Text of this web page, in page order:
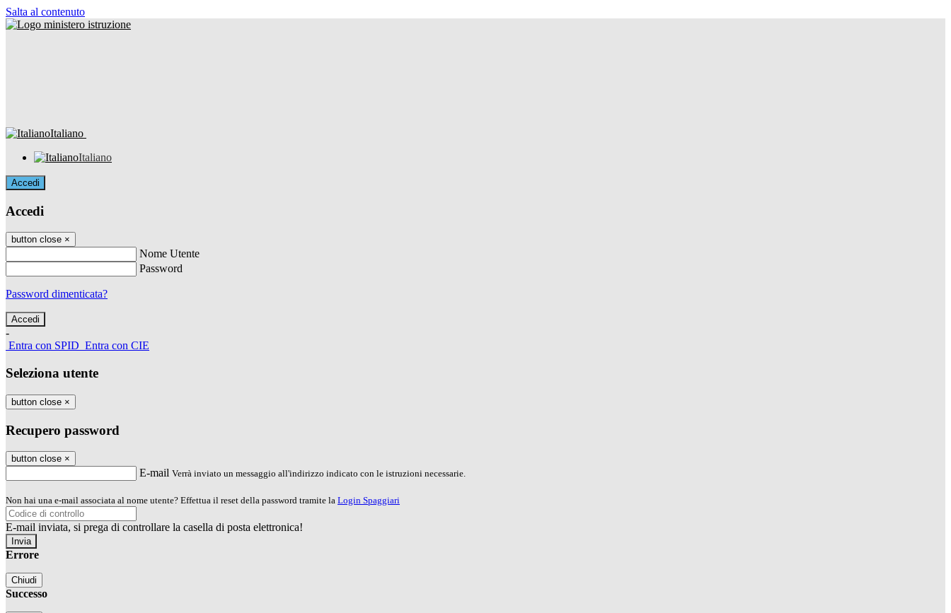
Salta al contenuto
Italiano
Italiano
Accedi
Accedi
button close ×
Nome Utente
Password
Password dimenticata?
-
Entra con SPID Entra con CIE
Seleziona utente
button close ×
Recupero password
button close ×
E-mail Verrà inviato un messaggio all'indirizzo indicato con le istruzioni necessarie.
Non hai una e-mail associata al nome utente? Effettua il reset della password tramite la Login Spaggiari
E-mail inviata, si prega di controllare la casella di posta elettronica!
Errore
Chiudi
Successo